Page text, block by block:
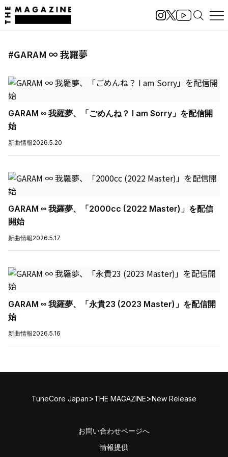
#GARAM ∞ 我羅夢
GARAM ∞ 我羅夢、「ごめんね？ I am Sorry」を配信開
始
新曲情報2026.5.20
GARAM ∞ 我羅夢、「2000cc (2022 Master)」を配信
開始
新曲情報2026.5.17
GARAM ∞ 我羅夢、「永貴23 (2023 Master)」を配信開
始
新曲情報2026.5.16
TuneCore Japan>THE MAGAZINE>New Release
お問い合わせページへ
情報提供